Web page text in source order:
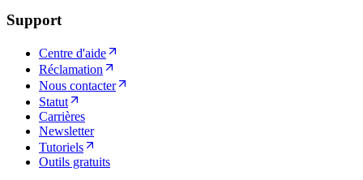
Support
Centre d'aide
Réclamation
Nous contacter
Statut
Carrières
Newsletter
Tutoriels
Outils gratuits